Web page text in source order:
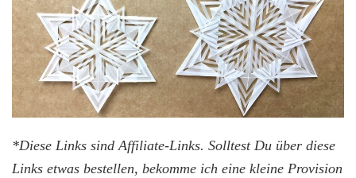
*Diese Links sind Affiliate-Links. Solltest Du über diese
Links etwas bestellen, bekomme ich eine kleine Provision